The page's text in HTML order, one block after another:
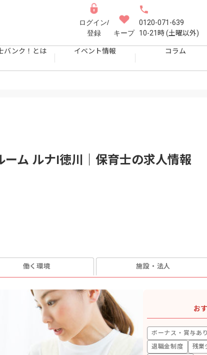
ログイン/
登録
キープ
0120-071-639
10-21時 (土曜以外)
バンク！とは イベント情報 コラム
ム ルナI徳川｜保育士の求人情報
働く環境 施設・法人
お
ボーナス・賞与あ
退職金制度
残業